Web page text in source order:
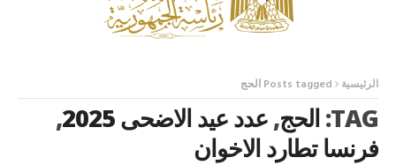
الرئيسية Posts tagged الحج
TAG: الحج,عدد عيد الاضحى 2025
,
فرنسا تطارد الاخوان